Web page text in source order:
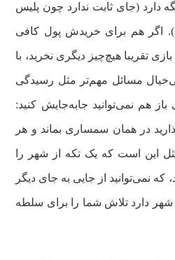
دارد (جای ثابت ندارد چون پلیس
هم برای خریدش پول کافی
تقریبا هیچ‌چیز دیگری نخرید، با
مسائل مهم‌تر مثل رسیدگی
هم نمی‌توانید جابه‌جایش کنید:
در همان سمساری بماند و هر
این است که یک تکه از شهر را
که نمی‌توانید از جایی به جای دیگر
شهر دارد تلاش شما را برای سلطه